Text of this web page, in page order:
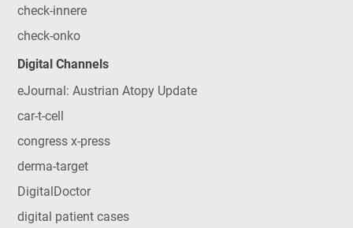
check-innere
check-onko
Digital Channels
eJournal: Austrian Atopy Update
car-t-cell
congress x-press
derma-target
DigitalDoctor
digital patient cases